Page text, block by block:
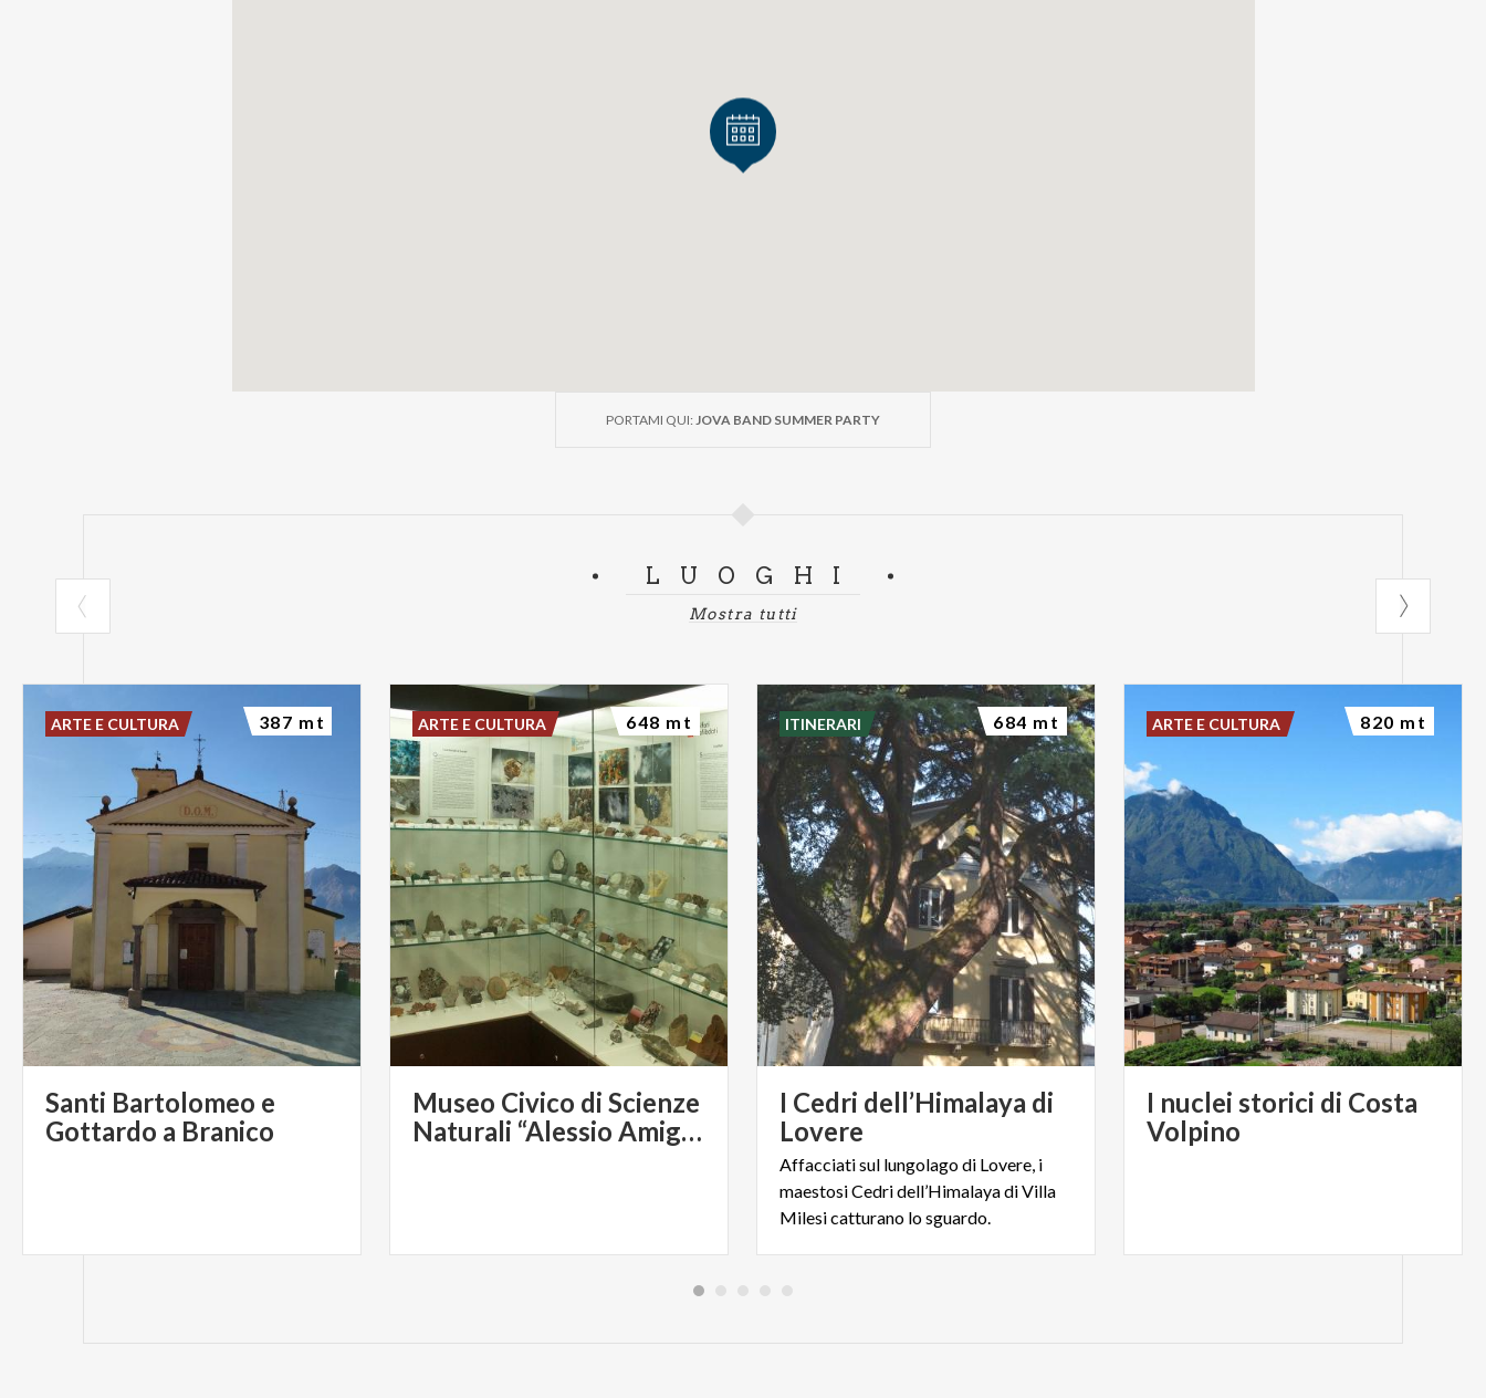
PORTAMI QUI: JOVA BAND SUMMER PARTY
LUOGHI
Mostra tutti
Santi Bartolomeo e
Gottardo a Branico
ARTE E CULTURA 387 mt
Museo Civico di Scienze
Naturali “Alessio Amighetti”
ARTE E CULTURA 648 mt
I Cedri dell’Himalaya di
Lovere
Affacciati sul lungolago di Lovere, i
maestosi Cedri dell’Himalaya di Villa
Milesi catturano lo sguardo.
ITINERARI 684 mt
I nuclei storici di Costa
Volpino
ARTE E CULTURA 820 mt